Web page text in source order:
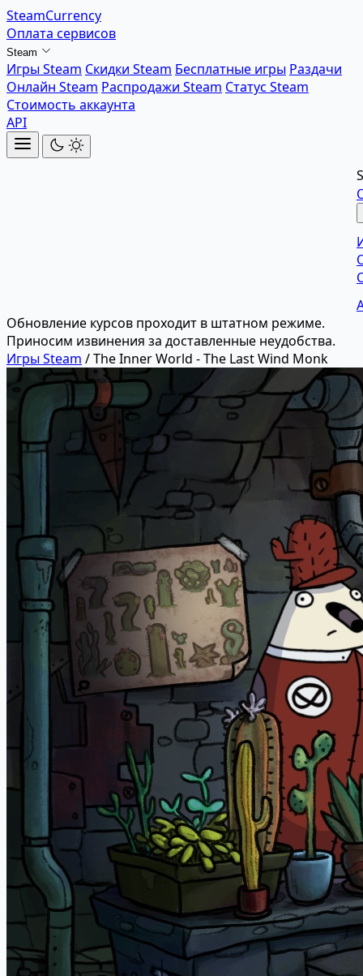
SteamCurrency
Оплата сервисов
Steam
Игры Steam Скидки Steam Бесплатные игры Раздачи
Онлайн Steam Распродажи Steam Статус Steam
Стоимость аккаунта
API
Обновление курсов проходит в штатном режиме.
Приносим извинения за доставленные неудобства.
Игры Steam /The Inner World - The Last Wind Monk